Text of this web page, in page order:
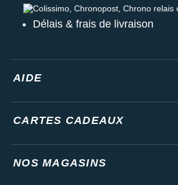
Colissimo, Chronopost, Chrono relais
Délais & frais de livraison
AIDE
CARTES CADEAUX
NOS MAGASINS